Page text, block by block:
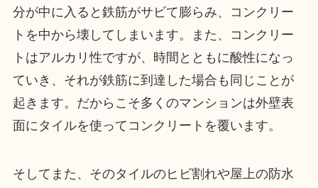
分が中に入ると鉄筋がサビて膨らみ、コンクリー
トを中から壊してしまいます。また、コンクリー
トはアルカリ性ですが、時間とともに酸性になっ
ていき、それが鉄筋に到達した場合も同じことが
起きます。だからこそ多くのマンションは外壁表
面にタイルを使ってコンクリートを覆います。
そしてまた、そのタイルのヒビ割れや屋上の防水